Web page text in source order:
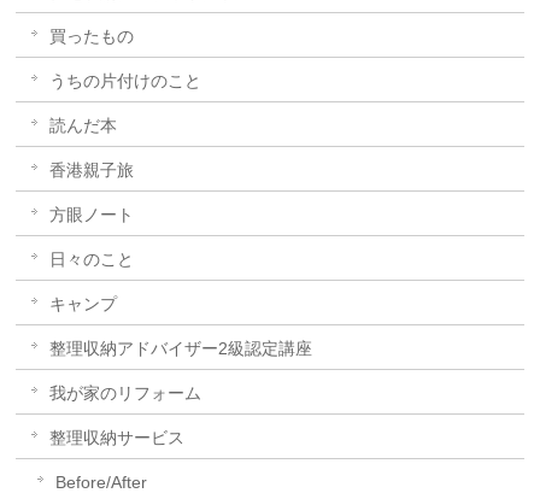
買ったもの
うちの片付けのこと
読んだ本
香港親子旅
方眼ノート
日々のこと
キャンプ
整理収納アドバイザー2級認定講座
我が家のリフォーム
整理収納サービス
Before/After